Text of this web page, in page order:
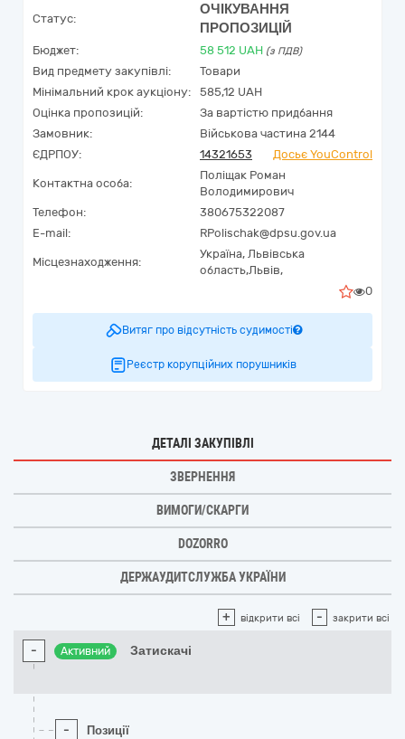
Статус:
ОЧІКУВАННЯ
ПРОПОЗИЦІЙ
Бюджет: 58 512 UAH (з ПДВ)
Вид предмету закупівлі:
Товари
Мінімальний крок аукціону:
585,12 UAH
Оцінка пропозицій:
За вартістю придбання
Замовник:
Військова частина 2144
ЄДРПОУ:
14321653 Досьє YouControl
Контактна особа:
Поліщак Роман
Володимирович
Телефон:
380675322087
E-mail:
RPolischak@dpsu.gov.ua
Місцезнаходження:
Україна, Львівська
область,Львів,
0
Витяг про відсутність судимості
Реєстр корупційних порушників
ДЕТАЛІ ЗАКУПІВЛІ
ЗВЕРНЕННЯ
ВИМОГИ/СКАРГИ
DOZORRO
ДЕРЖАУДИТСЛУЖБА УКРАЇНИ
+ відкрити всі - закрити всі
- Активний Затискачі
- Позиції